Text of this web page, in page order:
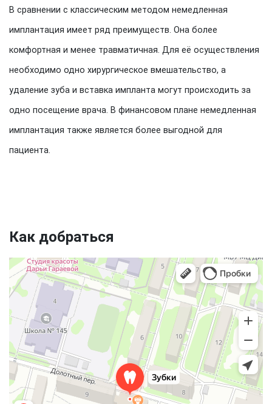
В сравнении с классическим методом немедленная
имплантация имеет ряд преимуществ. Она более
комфортная и менее травматичная. Для её осуществления
необходимо одно хирургическое вмешательство, а
удаление зуба и вставка импланта могут происходить за
одно посещение врача. В финансовом плане немедленная
имплантация также является более выгодной для
пациента.
Как добраться